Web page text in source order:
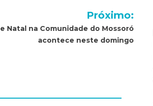
Próximo:
Natal na Comunidade do Mossoró
acontece neste domingo